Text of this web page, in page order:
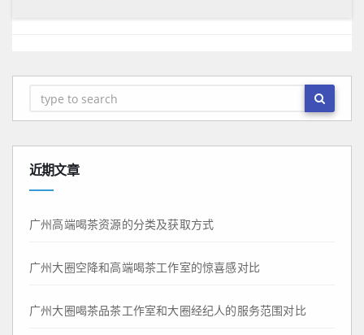
近期文章
广州高端喝茶资源的分类及获取方式
广州大圈空降和高端喝茶工作室的惊喜感对比
广州大圈喝茶品茶工作室和大圈经纪人的服务范围对比